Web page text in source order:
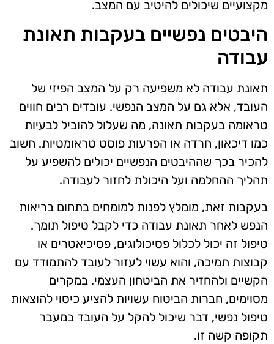
מקצועיים שיכולים להיטיב עם המצב.
היבטים נפשיים בעקבות תאונת
עבודה
תאונת עבודה לא משפיעה רק על המצב הפיזי של
העובד, אלא גם על המצב הנפשי. עובדים רבים חווים
טראומה בעקבות תאונה, מה שעלול להוביל לבעיות
כמו דיכאון, חרדה או הפרעות פוסט טראומטיות. חשוב
להכיר בכך שההיבטים הנפשיים יכולים להשפיע על
תהליך ההחלמה ועל היכולת לחזור לעבודה.
בעקבות זאת, מומלץ לפנות למומחים בתחום בריאות
הנפש לאחר תאונת עבודה כדי לקבל טיפול תומך.
טיפול זה יכול לכלול פסיכולוגים, פסיכיאטרים או
קבוצות תמיכה, והוא עשוי לעזור לעובד להתמודד עם
הקשיים ולהחזיר את הביטחון העצמי. במקרים
מסוימים, חברות הביטוח עשויות להציע כיסוי להוצאות
טיפול נפשי, דבר שיכול להקל על העובד במעבר
תקופה קשה זו.